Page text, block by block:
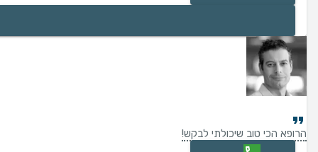
הרופא הכי טוב שיכולתי לבקש!